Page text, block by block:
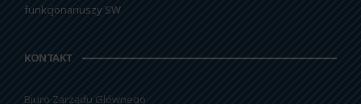
funkcjonariuszy SW
KONTAKT
Biuro Zarządu Głównego